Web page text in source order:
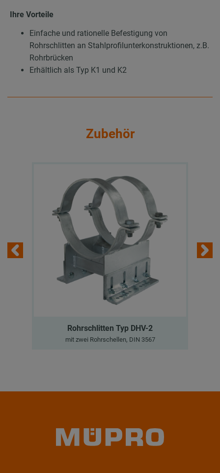
Ihre Vorteile
Einfache und rationelle Befestigung von
Rohrschlitten an Stahlprofilunterkonstruktionen, z.B.
Rohrbrücken
Erhältlich als Typ K1 und K2
Zubehör
Rohrschlitten Typ DHV-2
mit zwei Rohrschellen, DIN 3567